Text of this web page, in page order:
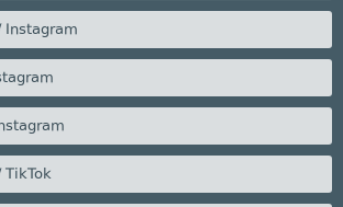
/ Instagram
TikTok